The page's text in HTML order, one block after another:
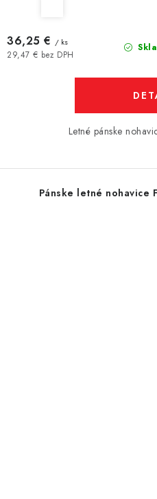
29,47 € bez DPH
36,25 € / ks
Letné pánske
Pánske letné nohavice